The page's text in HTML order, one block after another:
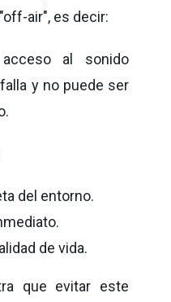
air", es decir:
al sonido
y no puede ser
del entorno.
de vida.
que evitar este